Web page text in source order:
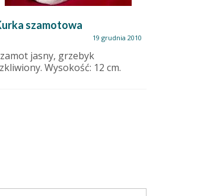
szamotowa
19 grudnia 2010
jasny, grzebyk
Wysokość: 12 cm.